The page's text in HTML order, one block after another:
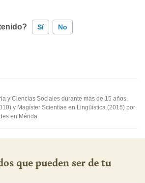
Sí No
información incorrecta
y Ciencias Sociales durante más de 15 años.
y Magíster Scientiae en Lingüística (2015) por
en Mérida.
que pueden ser de tu